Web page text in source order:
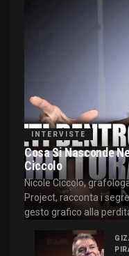
INTERVISTE
Cosa Si Nasconde
Ciccolo
Nicole Ciccolo,
Project, racconta i
gesto grafico alla